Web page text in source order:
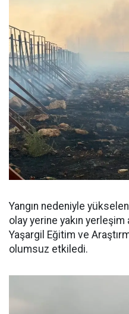
Yangın nedeniyle
olay yerine yakın yerleşim
Yaşargil Eğitim ve
olumsuz etkiledi.